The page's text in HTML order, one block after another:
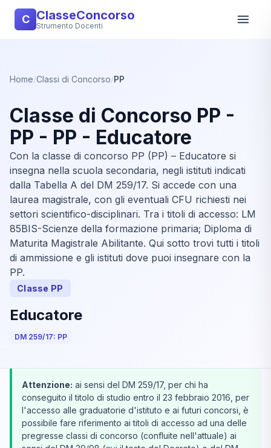
C ClasseConcorso
Strumento Docenti
Home/Classi di Concorso/PP
Classe di Concorso PP -
PP - PP - Educatore
Con la classe di concorso PP (PP) – Educatore si
insegna nella scuola secondaria, negli istituti indicati
dalla Tabella A del DM 259/17. Si accede con una
laurea magistrale, con gli eventuali CFU richiesti nei
settori scientifico-disciplinari. Tra i titoli di accesso: LM
85BIS-Scienze della formazione primaria; Diploma di
Maturita Magistrale Abilitante. Qui sotto trovi tutti i titoli
di ammissione e gli istituti dove puoi insegnare con la
PP.
Classe PP
Educatore
DM 259/17: PP
Attenzione: ai sensi del DM 259/17, per chi ha
conseguito il titolo di studio entro il 23 febbraio 2016, per
l'accesso alle graduatorie d'istituto e ai futuri concorsi, è
possibile fare riferimento ai titoli di accesso ad una delle
pregresse classi di concorso (confluite nell'attuale) ai